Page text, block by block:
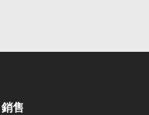
銷售